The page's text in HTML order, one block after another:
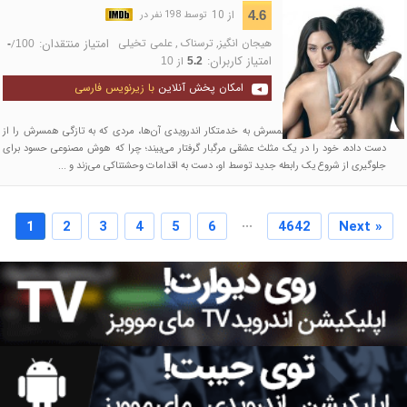
4.6 از 10 توسط 198 نفر در
هیجان انگیز, ترسناک ,علمی تخیلی امتیاز منتقدان: -/100
امتیاز کاربران: 5.2از 10
امکان پخش آنلاین با زیرنویس فارسی
پس از انتقال هوشیاری همسرش به خدمتکار اندرویدی آن‌ها، مردی که به تازگی همسرش را از
دست داده، خود را در یک مثلث عشقی مرگبار گرفتار می‌بیند؛ چرا که هوش مصنوعی حسود برای
جلوگیری از شروع یک رابطه جدید توسط او، دست به اقدامات وحشتناکی می‌زند و ...
1 2 3 4 5 6 ... 4642 Next »